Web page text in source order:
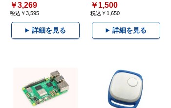
￥3,269
税込￥3,595
詳細を見る
￥1,500
税込￥1,650
詳細を見る